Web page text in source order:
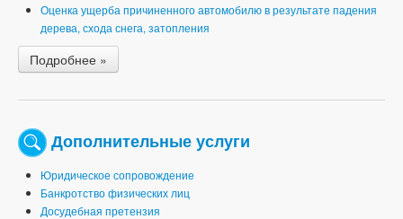
Оценка ущерба причиненного автомобилю в результате падения
дерева, схода снега, затопления
Подробнее »
Дополнительные услуги
Юридическое сопровождение
Банкротство физических лиц
Досудебная претензия